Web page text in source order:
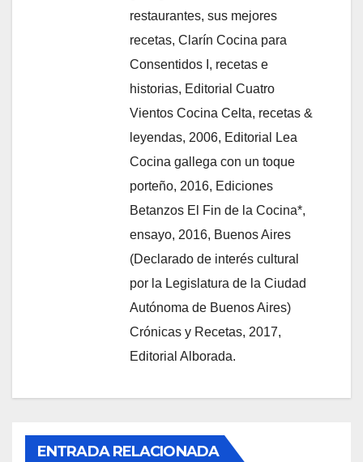
restaurantes, sus mejores
recetas, Clarín Cocina para
Consentidos I, recetas e
historias, Editorial Cuatro
Vientos Cocina Celta, recetas &
leyendas, 2006, Editorial Lea
Cocina gallega con un toque
porteño, 2016, Ediciones
Betanzos El Fin de la Cocina*,
ensayo, 2016, Buenos Aires
(Declarado de interés cultural
por la Legislatura de la Ciudad
Autónoma de Buenos Aires)
Crónicas y Recetas, 2017,
Editorial Alborada.
ENTRADA RELACIONADA